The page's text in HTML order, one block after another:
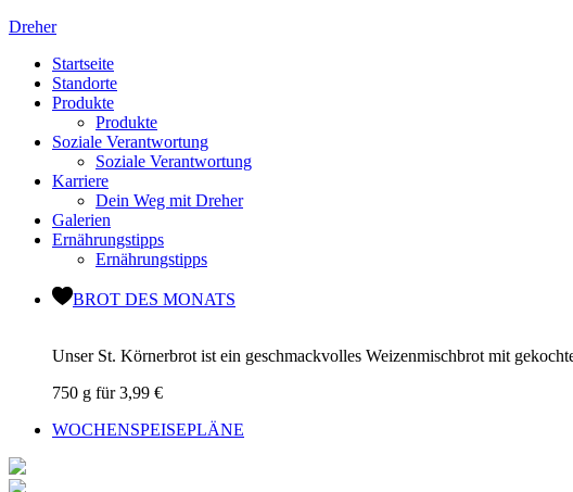
Dreher
Startseite
Standorte
Produkte
Produkte
Soziale Verantwortung
Soziale Verantwortung
Karriere
Dein Weg mit Dreher
Galerien
Ernährungstipps
Ernährungstipps
BROT DES MONATS
Unser St. Körnerbrot ist ein geschmackvolles Weizenmischbrot mit
750 g für 3,99 €
WOCHENSPEISEPLÄNE